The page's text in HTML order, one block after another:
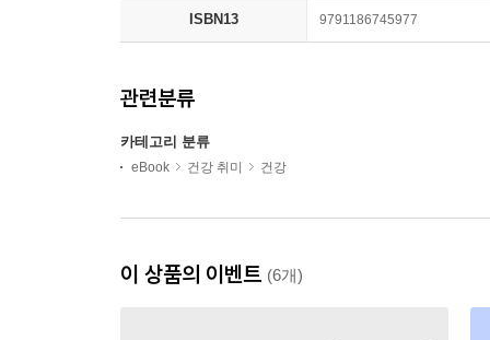
ISBN13 9791186745977
관련분류
카테고리 분류
eBook 건강 취미 건강
이 상품의 이벤트 (6개)